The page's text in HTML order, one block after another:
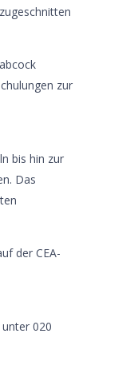
zur
bis hin zur
Das
der CEA-
020